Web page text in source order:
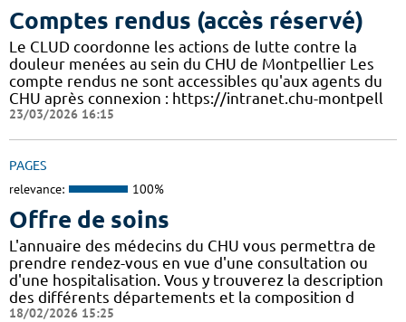
Comptes rendus (accès réservé)
Le CLUD coordonne les actions de lutte contre la
douleur menées au sein du CHU de Montpellier Les
compte rendus ne sont accessibles qu'aux agents du
CHU après connexion : https://intranet.chu-montpell
23/03/2026 16:15
PAGES
relevance: 100%
Offre de soins
L'annuaire des médecins du CHU vous permettra de
prendre rendez-vous en vue d'une consultation ou
d'une hospitalisation. Vous y trouverez la description
des différents départements et la composition d
18/02/2026 15:25